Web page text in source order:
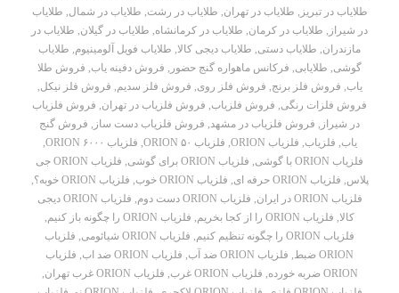
طلایاب در تبریز , طلایاب در تهران, طلایاب در رشت, طلایاب در شمال, طلایاب
در شیراز , طلایاب در کرمان, طلایاب در کرمانشاه, طلایاب در گیلان, طلایاب در
مازندران, طلایاب دستی, طلایاب دیجی کالا, طلایاب فویل آلومینیوم, طلایاب
گوشی, طلایابی, فرکانس ماهواره گنج حضور , فروش دفینه یاب, فروش طلا
یاب, فروش فلز برنج, فروش فلز روی, فروش فلز سدیم, فروش فلز نیکل,
فروش فلزات رنگی, فروش فلزیاب, فروش فلزیاب در تهران, فروش فلزیاب
در شیراز , فروش فلزیاب در مشهد, فروش فلزیاب دست ساز , فروش گنج
یاب, فلزیاب, فلزیاب ORION , فلزیاب ORION ۵۰ , فلزیاب ORION ۶۰۰۰
,
فلزیاب ORION با گوشی
, فلزیاب ORION برای گوشی ,
فلزیاب ORION جی
پلاس, فلزیاب ORION حرفه ای , فلزیاب ORION خوب , فلزیاب ORION خوبه؟
,
فلزیاب ORION در ایران
, فلزیاب ORION دست دوم ,
فلزیاب ORION دیجی
کالا, فلزیاب ORION را از کجا بخریم , فلزیاب ORION را چگونه باز کنیم
,
فلزیاب ORION را چگونه تنظیم کنیم
, فلزیاب ORION شیائومی , فلزیاب
ORION ضبط
, فلزیاب ORION ضد آب , فلزیاب ORION ضد اب , فلزیاب
ORION ضربه خورده
, فلزیاب ORION غرب , فلزیاب ORION غرب تهران
,